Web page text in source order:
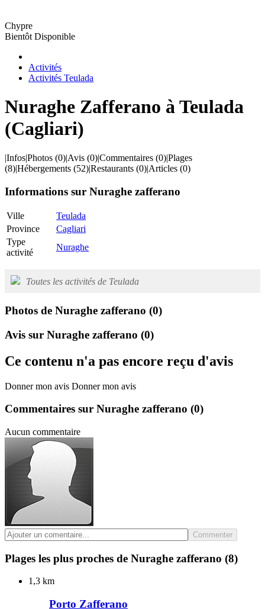
Chypre
Bientôt Disponible
Activités
Activités Teulada
Nuraghe Zafferano à Teulada
(Cagliari)
|Infos|Photos (0)|Avis (0)|Commentaires (0)|Plages
(8)|Hébergements (52)|Restaurants (0)|Articles (0)
Informations sur Nuraghe zafferano
Ville
Teulada
Province
Cagliari
Type
activité
Nuraghe
Toutes les activités de Teulada
Photos de Nuraghe zafferano (0)
Avis sur Nuraghe zafferano (0)
Ce contenu n'a pas encore reçu d'avis
Donner mon avis Donner mon avis
Commentaires sur Nuraghe zafferano (0)
Aucun commentaire
Commenter
Plages les plus proches de Nuraghe zafferano (8)
1,3 km
Porto Zafferano